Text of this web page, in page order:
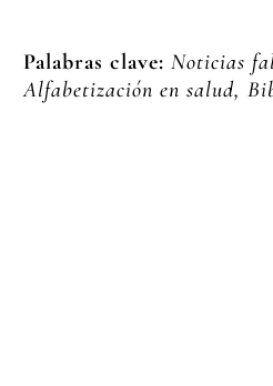
Palabras clave: Noticias
Alfabetización en salud,